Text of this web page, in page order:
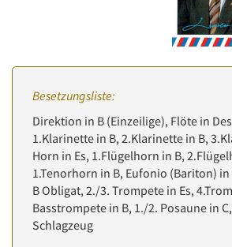
Besetzungsliste:
Direktion in B (Einzeilige), Flöte in
1.Klarinette in B, 2.Klarinette in B,
Horn in Es, 1.Flügelhorn in B,
1.Tenorhorn in B, Eufonio (Bariton) in
B Obligat, 2./3. Trompete in Es,
Basstrompete in B, 1./2. Posaune in
Schlagzeug